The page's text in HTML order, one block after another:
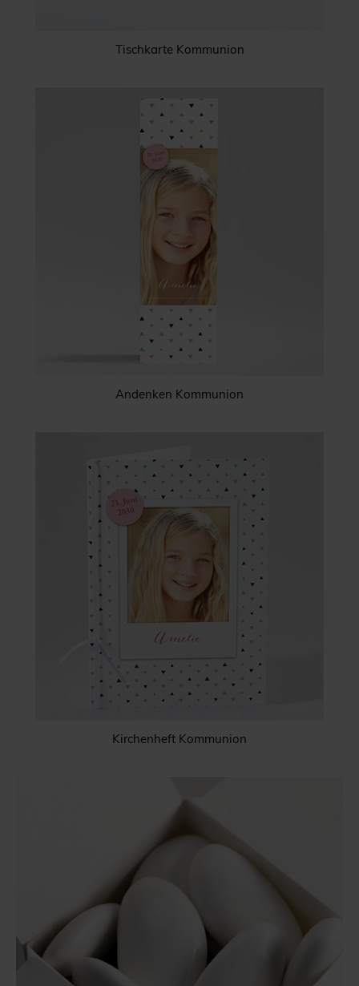
Tischkarte Kommunion
Andenken Kommunion
Kirchenheft Kommunion